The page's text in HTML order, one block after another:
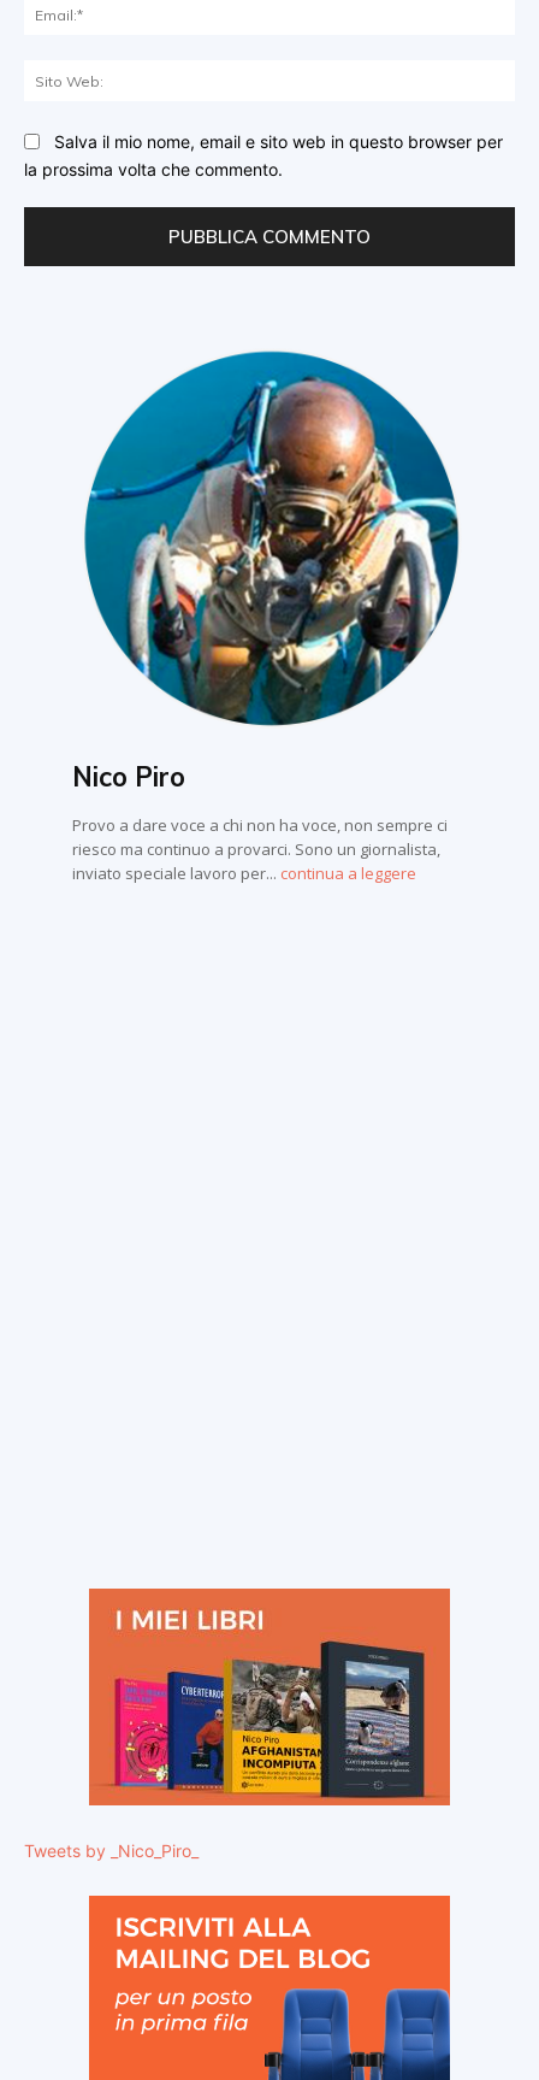
Salva il mio nome, email e sito web in questo browser per
la prossima volta che commento.
Nico Piro
Provo a dare voce a chi non ha voce, non sempre ci
riesco ma continuo a provarci. Sono un giornalista,
inviato speciale lavoro per... continua a leggere
Tweets by _Nico_Piro_